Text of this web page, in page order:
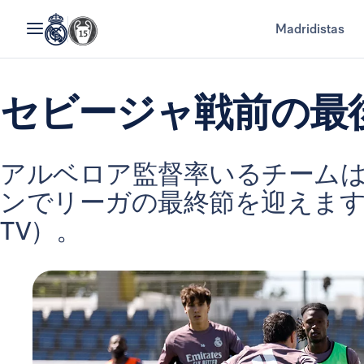
Madridistas
セビージャ戦前の
アルベロア監督率いるチーム
ンでリーガの最終節を迎えま
TV）。